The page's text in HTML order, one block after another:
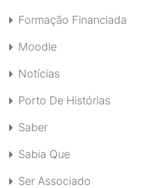
Formação Financiada
Moodle
Notícias
Porto De Histórias
Saber
Sabia Que
Ser Associado